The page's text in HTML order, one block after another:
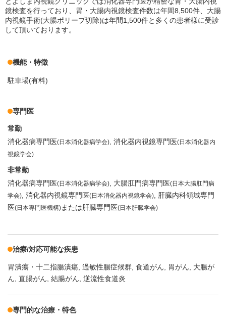
鏡検査を行っており、胃・大腸内視鏡検査件数は年間8,500件、大腸
内視鏡手術(大腸ポリープ切除)は年間1,500件と多くの患者様に受診
して頂いております。
機能・特徴
駐車場(有料)
専門医
常勤
消化器病専門医(日本消化器病学会) 消化器内視鏡専門医(日本消化器内
視鏡学会)
非常勤
消化器病専門医(日本消化器病学会) 大腸肛門病専門医(日本大腸肛門病
学会) 消化器内視鏡専門医(日本消化器内視鏡学会)
肝臓内科領域専門
医(日本専門医機構) または肝臓専門医(日本肝臓学会)
治療/対応可能な疾患
胃潰瘍・十二指腸潰瘍 過敏性腸症候群 食道がん 胃がん
大腸が
ん 直腸がん 結腸がん 逆流性食道炎
専門的な治療・特色